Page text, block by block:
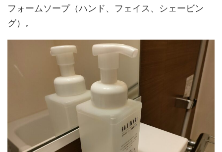
フォームソープ（ハンド、フェイス、シェービン
グ）。